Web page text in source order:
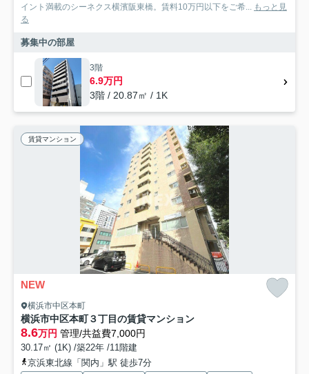
イント満載のシーネクス横濱阪東橋。賃料10万円以下をご希...
もっと見
る
募集中の部屋
3階
6.9万円
3階 / 20.87㎡ / 1K
賃貸マンション
NEW
横浜市中区本町
横浜市中区本町３丁目の賃貸マンション
8.6万円 管理/共益費7,000円
30.17㎡ (1K) /築22年 /11階建
京浜東北線「関内」駅 徒歩7分